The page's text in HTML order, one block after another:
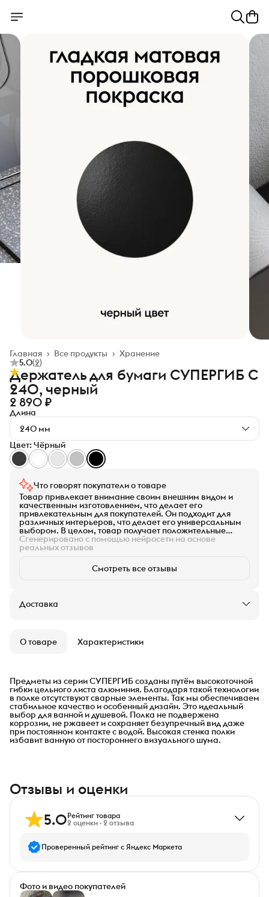
Хранение
Все продукты ›
Главная ›
5.0(2)
Держатель для бумаги СУПЕРГИБ С
240, черный
2 890 ₽
Длина
240 мм
Цвет: Чёрный
Что говорят покупатели о товаре
Товар привлекает внимание своим внешним видом и
качественным изготовлением, что делает его
привлекательным для покупателей. Он подходит для
различных интерьеров, что делает его универсальным
выбором. В целом, товар получает положительные
отзывы и рекомендуется к покупке.
Сгенерировано с помощью нейросети на основе
реальных отзывов
Смотреть все отзывы
Доставка
О товаре Характеристики
Предметы из серии СУПЕРГИБ созданы путём высокоточной
гибки цельного листа алюминия. Благодаря такой технологии
в полке отсутствуют сварные элементы. Так мы обеспечиваем
стабильное качество и особенный дизайн. Это идеальный
выбор для ванной и душевой. Полка не подвержена
коррозии, не ржавеет и сохраняет безупречный вид даже
при постоянном контакте с водой. Высокая стенка полки
избавит ванную от постороннего визуального шума.
Отзывы и оценки
5.0Рейтинг товара
2 оценки · 2 отзыва
Проверенный рейтинг с Яндекс Маркета
5звёзд
2
4звезды
Фото и видео покупателей